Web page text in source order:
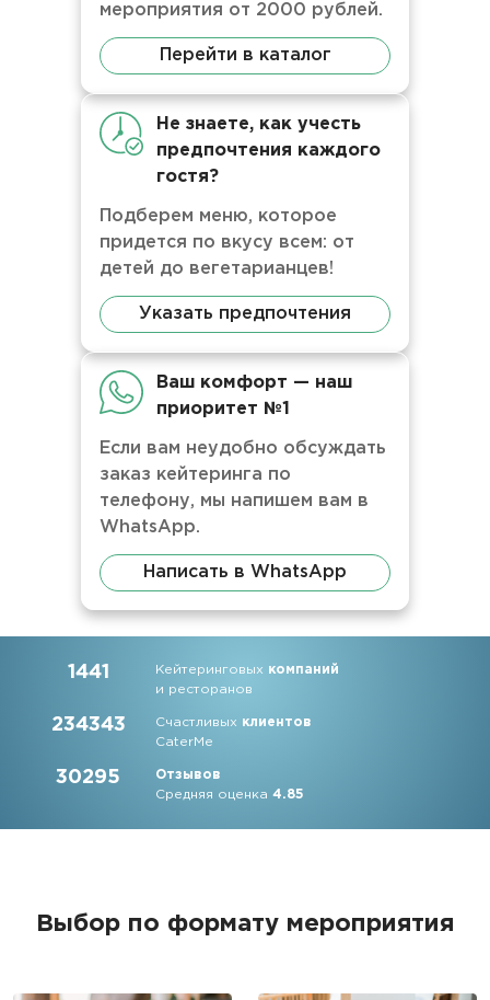
мероприятия от 2000 рублей.
Перейти в каталог
Не знаете, как учесть
предпочтения каждого
гостя?
Подберем меню, которое
придется по вкусу всем: от
детей до вегетарианцев!
Указать предпочтения
Ваш комфорт — наш
приоритет №1
Если вам неудобно обсуждать
заказ кейтеринга по
телефону, мы напишем вам в
WhatsApp.
Написать в WhatsApp
1441 Кейтеринговых компаний
и ресторанов
234343 Счастливых клиентов
CaterMe
30295
Отзывов
Средняя оценка4.85
Выбор по формату мероприятия